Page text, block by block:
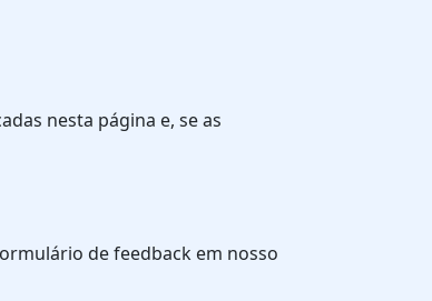
nesta página e, se as
de feedback em nosso